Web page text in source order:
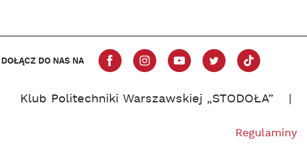
DOŁĄCZ DO NAS NA
Klub Politechniki Warszawskiej „STODOŁA”
Regulaminy